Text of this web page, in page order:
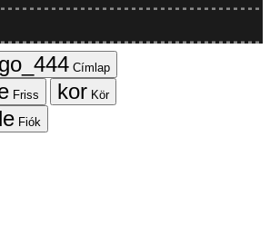
Címlap
Friss
Kör
Fiók